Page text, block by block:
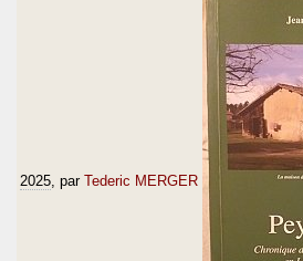
2025 , par Tederic MERGER